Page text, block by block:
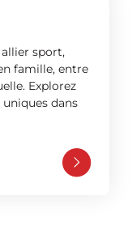
sport,
famille, entre
Explorez
dans